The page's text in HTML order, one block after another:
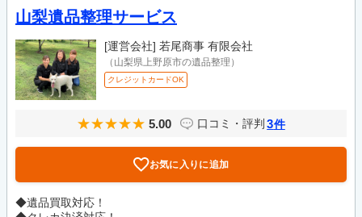
山梨遺品整理サービス
[運営会社] 若尾商事 有限会社
（山梨県上野原市の遺品整理）
クレジットカードOK
5.00 口コミ・評判 3件
お気に入りに追加
◆遺品買取対応！